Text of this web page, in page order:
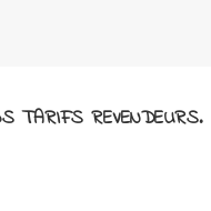
TARIFS REVENDEURS.